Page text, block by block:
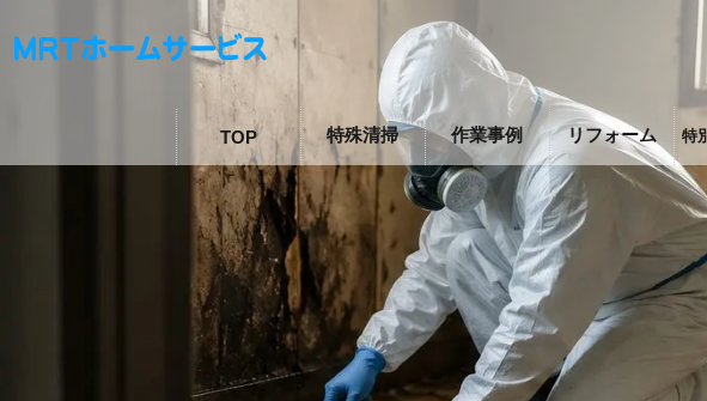
TOP 特殊清掃 作業事例 リフォーム 特